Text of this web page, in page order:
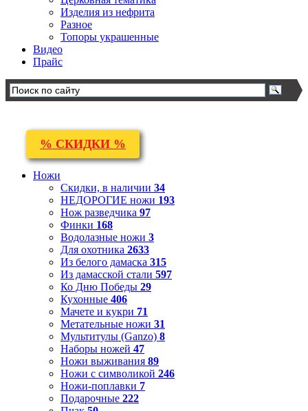
Изделия из нефрита
Разное
Топоры украшенные
Видео
Прайс
% СКИДКИ %
Ножи
Скидки, в наличии 34
НЕДОРОГИЕ ножи 193
Нож разведчика 97
Финки 168
Водолазные ножи 3
Для охотника 2633
Из белого дамаска 315
Из дамасской стали 597
Ко Дню Победы 29
Кухонные 406
Мачете и кукри 71
Метательные ножи 31
Мультитулы (Ganzo) 8
Наборы ножей 47
Ножи выживания 89
Ножи с символикой 246
Ножи-поплавки 7
Подарочные 222